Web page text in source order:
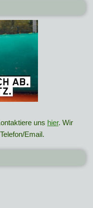
uns hier. Wir
Email.